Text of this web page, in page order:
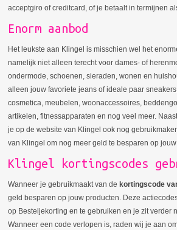
acceptgiro of creditcard, of je betaalt in termijnen
Enorm aanbod
Het leukste aan Klingel is misschien wel het
namelijk niet alleen terecht voor dames- of
ondermode, schoenen, sieraden, wonen en
alleen jouw favoriete jeans of ideale paar
cosmetica, meubelen, woonaccessoires,
artikelen, fitnessapparaten en nog veel meer.
je op de website van Klingel ook nog
van Klingel om nog meer geld te besparen op
Klingel kortingscodes
Wanneer je gebruikmaakt van de kortingscode
geld besparen op jouw producten. Deze
op Besteljekorting en te gebruiken en je zit verder
Wanneer een code verlopen is, raden wij je aan